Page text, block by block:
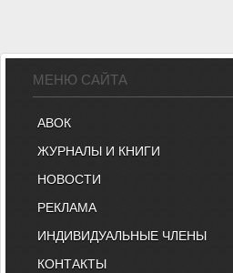
МЕНЮ САЙТА
АВОК
ЖУРНАЛЫ И КНИГИ
НОВОСТИ
РЕКЛАМА
ИНДИВИДУАЛЬНЫЕ ЧЛЕНЫ
КОНТАКТЫ